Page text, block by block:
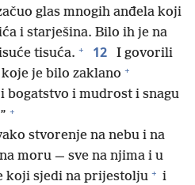
glas mnogih anđela koji
i starješina. Bilo ih je na
tisuća. + 12
I govorili
je bilo zaklano +
i mudrost i snagu
+
stvorenje na nebu i na
moru — sve na njima i u
koji sjedi na prijestolju + i